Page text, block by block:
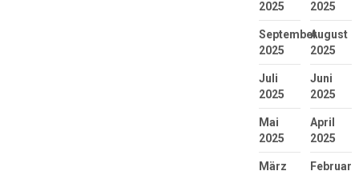
2025 2025
September
2025
August
2025
Juli
2025
Juni
2025
Mai
2025
April
2025
März
Februar